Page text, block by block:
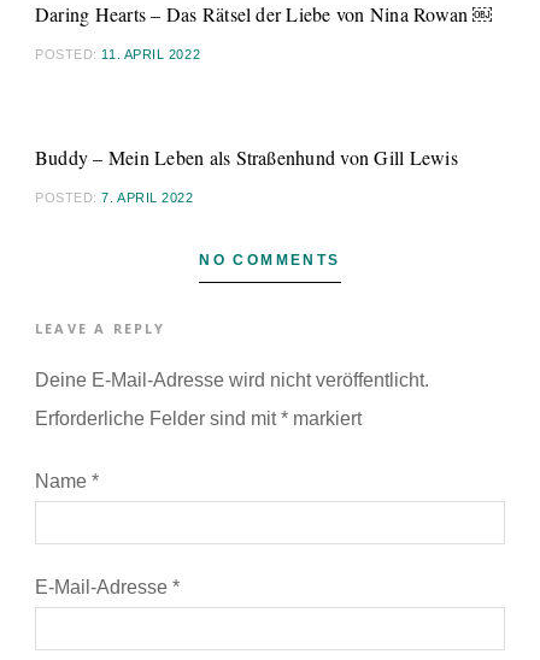
Daring Hearts – Das Rätsel der Liebe von Nina Rowan ￼
POSTED: 11. APRIL 2022
Buddy – Mein Leben als Straßenhund von Gill Lewis
POSTED:7. APRIL 2022
NO COMMENTS
LEAVE A REPLY
Deine E-Mail-Adresse wird nicht veröffentlicht.
Erforderliche Felder sind mit* markiert
Name *
E-Mail-Adresse *